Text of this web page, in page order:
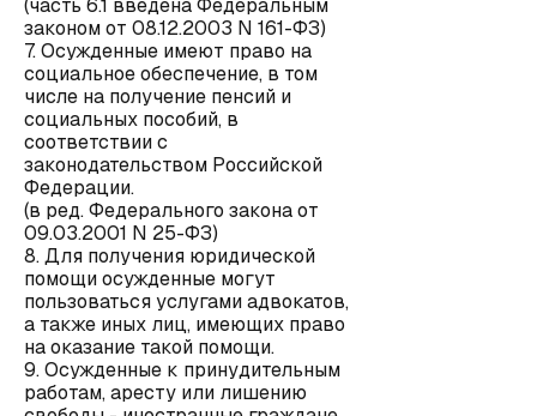
(часть 6.1 введена Федеральным
законом от 08.12.2003 N 161-ФЗ)
7. Осужденные имеют право на
социальное обеспечение, в том
числе на получение пенсий и
социальных пособий, в
соответствии с
законодательством Российской
Федерации.
(в ред. Федерального закона от
09.03.2001 N 25-ФЗ)
8. Для получения юридической
помощи осужденные могут
пользоваться услугами адвокатов,
а также иных лиц, имеющих право
на оказание такой помощи.
9. Осужденные к принудительным
работам, аресту или лишению